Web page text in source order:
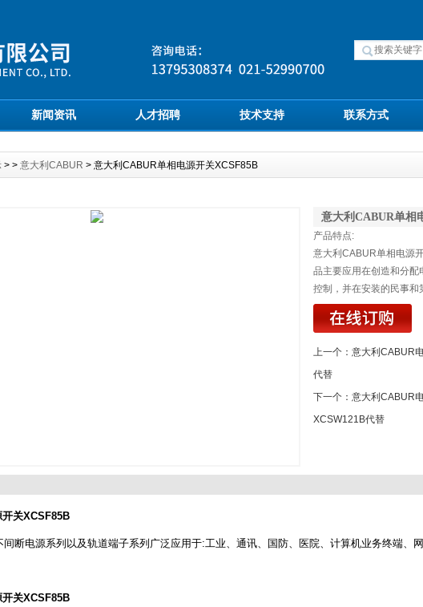
新闻资讯 人才招聘 技术支持 联系方式
> > 意大利CABUR > 意大利CABUR单相电源开关XCSF85B
意大利CABUR单相
产品特点:
意大利CABUR单相电源
品主要应用在创造和分配
控制，并在安装的民事和
上一个： 意大利CABUR
代替
下一个： 意大利CABUR
XCSW121B代替
关XCSF85B
电源系列以及轨道端子系列广泛应用于:工业、通讯、国防、医院、计算机业务终端、网
关XCSF85B